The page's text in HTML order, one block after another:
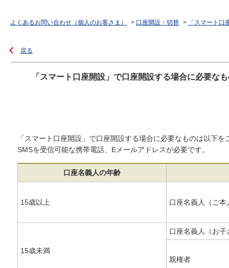
よくあるお問い合わせ（個人のお客さま） > 口座開設・切替 > 「スマート口
戻る
「スマート口座開設」で口座開設する場合に必要な
「スマート口座開設」で口座開設する場合に必要なものは以下を
SMSを受信可能な携帯電話、Eメールアドレスが必要です。
口座名義人の年齢
15歳以上 口座名義人（ご本
15歳未満
口座名義人（お子
親権者